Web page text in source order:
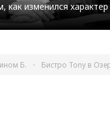
как изменился
Б. Бистро Tony в